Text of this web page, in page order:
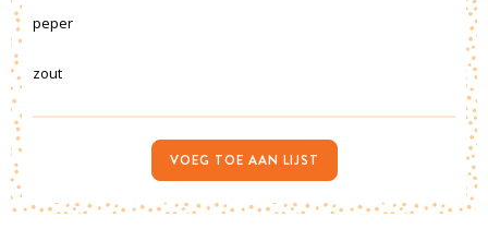
peper
zout
VOEG TOE AAN LIJST